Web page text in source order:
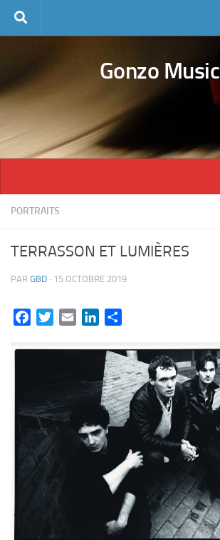
Skip to content
Gonzo Music
PORTRAITS
TERRASSON ET LUMIÈRES
PAR GBD · 15 OCTOBRE 2019
FacebookTwitterEmail LinkedIn